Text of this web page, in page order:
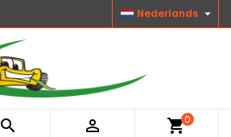
Nederlands 
  shopping_cart0